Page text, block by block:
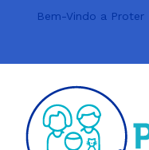
Bem-Vindo a Proter